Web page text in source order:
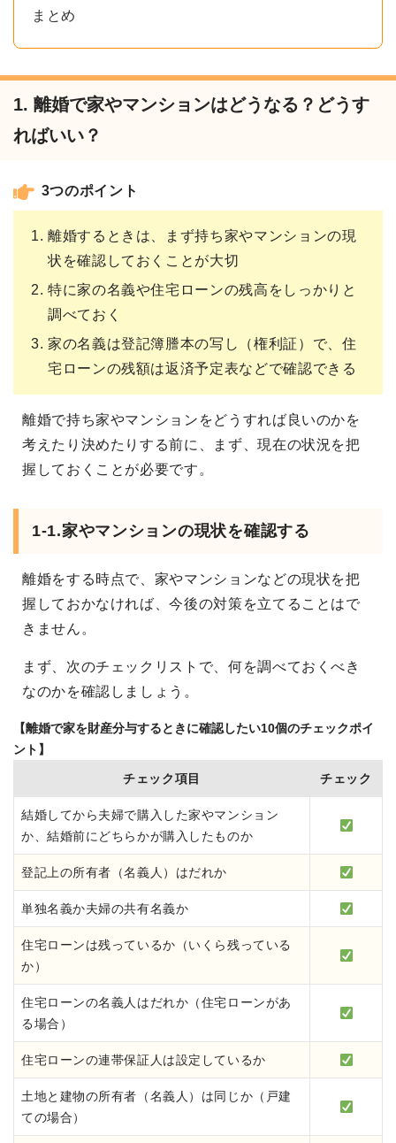
まとめ
1. 離婚で家やマンションはどうなる？どうす
ればいい？
3つのポイント
離婚するときは、まず持ち家やマンションの現
状を確認しておくことが大切
特に家の名義や住宅ローンの残高をしっかりと
調べておく
家の名義は登記簿謄本の写し（権利証）で、住
宅ローンの残額は返済予定表などで確認できる
離婚で持ち家やマンションをどうすれば良いのかを
考えたり決めたりする前に、まず、現在の状況を把
握しておくことが必要です。
1-1.家やマンションの現状を確認する
離婚をする時点で、家やマンションなどの現状を把
握しておかなければ、今後の対策を立てることはで
きません。
まず、次のチェックリストで、何を調べておくべき
なのかを確認しましょう。
【離婚で家を財産分与するときに確認したい10個のチェックポイ
ント】
チェック項目 チェック
結婚してから夫婦で購入した家やマンション
か、結婚前にどちらかが購入したものか
登記上の所有者（名義人）はだれか
単独名義か夫婦の共有名義か
住宅ローンは残っているか（いくら残っている
か）
住宅ローンの名義人はだれか（住宅ローンがあ
る場合）
住宅ローンの連帯保証人は設定しているか
土地と建物の所有者（名義人）は同じか（戸建
ての場合）